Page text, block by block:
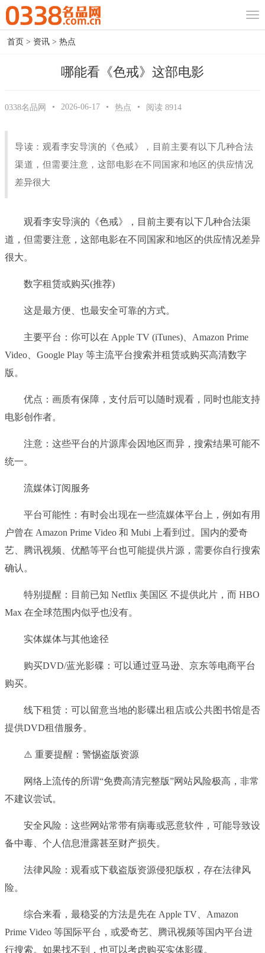
首页 > 资讯 > 热点
哪能看《色戒》这部电影
0338名品网 • 2026-06-17 • 热点 • 阅读 8914
导读：观看李安导演的《色戒》，目前主要有以下几种合法
渠道，但需要注意，这部电影在不同国家和地区的供应情况
差异很大
观看李安导演的《色戒》，目前主要有以下几种合法渠
道，但需要注意，这部电影在不同国家和地区的供应情况差异
很大。
数字租赁或购买(推荐)
这是最方便、也最安全可靠的方式。
主要平台：你可以在 Apple TV (iTunes)、Amazon Prime
Video、Google Play 等主流平台搜索并租赁或购买高清数字
版。
优点：画质有保障，支付后可以随时观看，同时也能支持
电影创作者。
注意：这些平台的片源库会因地区而异，搜索结果可能不
统一。
流媒体订阅服务
平台可能性：有时会出现在一些流媒体平台上，例如有用
户曾在 Amazon Prime Video 和 Mubi 上看到过。国内的爱奇
艺、腾讯视频、优酷等平台也可能提供片源，需要你自行搜索
确认。
特别提醒：目前已知 Netflix 美国区 不提供此片，而 HBO
Max 在全球范围内似乎也没有。
实体媒体与其他途径
购买DVD/蓝光影碟：可以通过亚马逊、京东等电商平台
购买。
线下租赁：可以留意当地的影碟出租店或公共图书馆是否
提供DVD租借服务。
⚠️ 重要提醒：警惕盗版资源
网络上流传的所谓“免费高清完整版”网站风险极高，非常
不建议尝试。
安全风险：这些网站常带有病毒或恶意软件，可能导致设
备中毒、个人信息泄露甚至财产损失。
法律风险：观看或下载盗版资源侵犯版权，存在法律风
险。
综合来看，最稳妥的方法是先在 Apple TV、Amazon
Prime Video 等国际平台，或爱奇艺、腾讯视频等国内平台进
行搜索。如果找不到，也可以考虑购买实体影碟。